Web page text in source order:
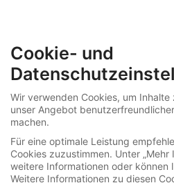
» Alle Kategorien
Ihre Suche nach "g" in
ergab: 0 Treffer
Cookie- und
Wir verwenden Cookies, um
unser Angebot
machen.
Für eine optimale Leistung
Cookies zuzustimmen. Unter „Mehr
weitere Informationen oder können
Weitere Informationen zu diesen